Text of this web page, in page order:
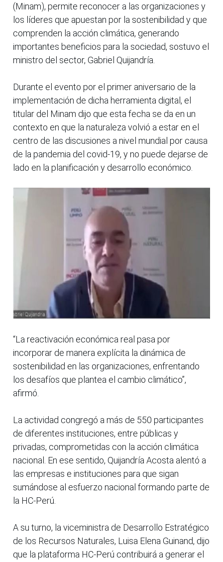
(Minam), permite reconocer a las organizaciones y
los líderes que apuestan por la sostenibilidad y que
comprenden la acción climática, generando
importantes beneficios para la sociedad, sostuvo el
ministro del sector, Gabriel Quijandría.
Durante el evento por el primer aniversario de la
implementación de dicha herramienta digital, el
titular del Minam dijo que esta fecha se da en un
contexto en que la naturaleza volvió a estar en el
centro de las discusiones a nivel mundial por causa
de la pandemia del covid-19, y no puede dejarse de
lado en la planificación y desarrollo económico.
“La reactivación económica real pasa por
incorporar de manera explícita la dinámica de
sostenibilidad en las organizaciones, enfrentando
los desafíos que plantea el cambio climático”,
afirmó.
La actividad congregó a más de 550 participantes
de diferentes instituciones, entre públicas y
privadas, comprometidas con la acción climática
nacional. En ese sentido, Quijandría Acosta alentó a
las empresas e instituciones para que sigan
sumándose al esfuerzo nacional formando parte de
la HC-Perú.
A su turno, la viceministra de Desarrollo Estratégico
de los Recursos Naturales, Luisa Elena Guinand, dijo
que la plataforma HC-Perú contribuirá a generar el